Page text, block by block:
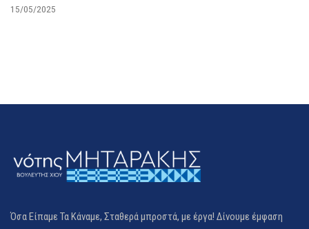
15/05/2025
Όσα Είπαμε Τα Κάναμε, Σταθερά μπροστά, με έργα! Δίνουμε έμφαση